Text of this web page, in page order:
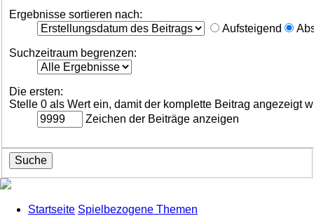
Ergebnisse sortieren nach:
Aufsteigend
Suchzeitraum begrenzen:
Die ersten:
Stelle 0 als Wert ein, damit der komplette Beitrag angezeigt
Zeichen der Beiträge anzeigen
Startseite Spielbezogene Themen